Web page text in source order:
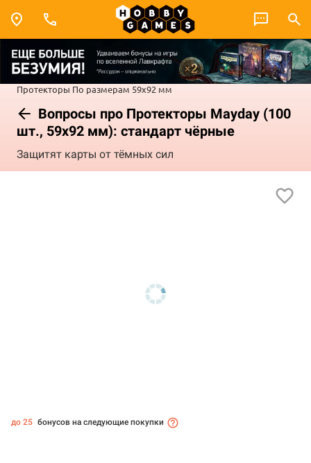
Протекторы По размерам 59x92 мм
Вопросы про Протекторы Mayday (100
шт., 59x92 мм): стандарт чёрные
Защитят карты от тёмных сил
до 25 бонусов на следующие покупки